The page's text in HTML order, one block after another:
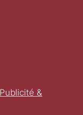
Publicité &